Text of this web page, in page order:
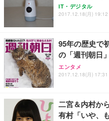
IT・デジタル
2017.12.18(月) 19:12
95年の歴史で
の「週刊朝日
エンタメ
2017.12.18(月) 17:31
二宮＆内村か
有村「いや、